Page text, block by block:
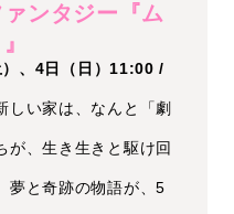
ァンタジー『ム
）、4日（日）11:00 /
しい家は、なんと「劇
が、生き生きと駆け回
夢と奇跡の物語が、5